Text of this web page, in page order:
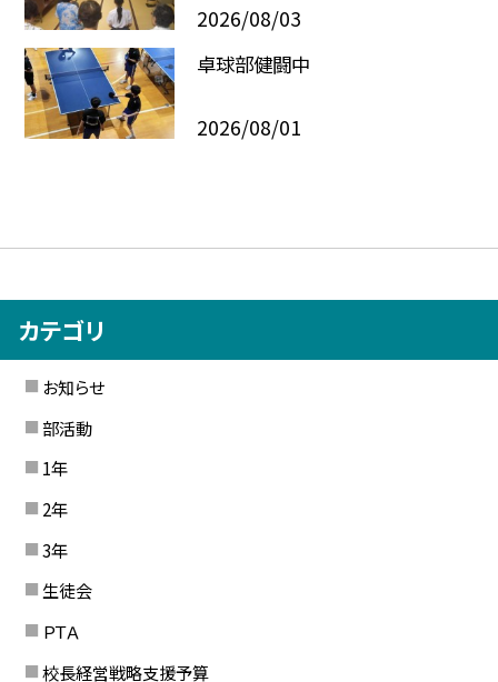
2026/08/03
卓球部健闘中
2026/08/01
カテゴリ
お知らせ
部活動
1年
2年
3年
生徒会
ＰＴＡ
校長経営戦略支援予算